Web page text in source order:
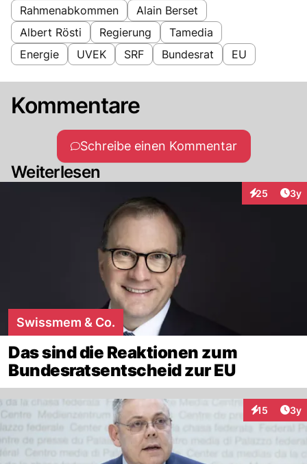
Rahmenabkommen
Alain Berset
Albert Rösti
Regierung
Tamedia
Energie
UVEK SRF Bundesrat EU
Kommentare
Schreibe einen Kommentar
Weiterlesen
25
Interaktionen
3y
Swissmem & Co.
Das sind die Reaktionen zum
Bundesratsentscheid zur EU
15 3y